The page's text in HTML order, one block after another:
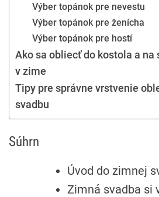
Výber topánok pre nevestu
Výber topánok pre ženícha
Výber topánok pre hostí
Ako sa obliecť do kostola a na
v zime
Tipy pre správne vrstvenie
svadbu
Súhrn
Úvod do zimnej
Zimná svadba si